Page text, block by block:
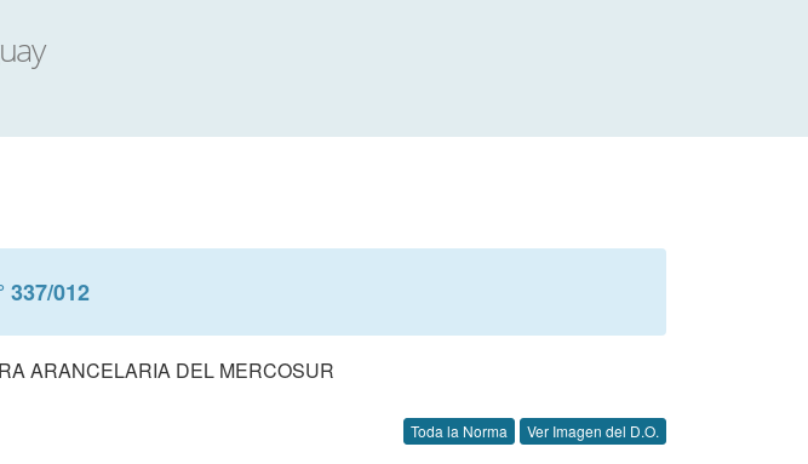
337/012
ARANCELARIA DEL MERCOSUR
Toda la Norma Ver Imagen del D.O.